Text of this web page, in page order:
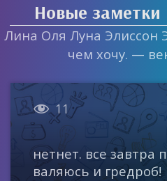
Новые заметки
Лина Оля Луна Элиссон
чем хочу. —
 11
нетнет. все завтра
валяюсь и гредроб!